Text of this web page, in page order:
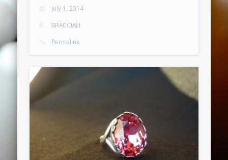
October 2013
September 2013
August 2013
July 2013
June 2013
Categories
BRACCIALI
July 1, 2014
BRACCIALI
Permalink